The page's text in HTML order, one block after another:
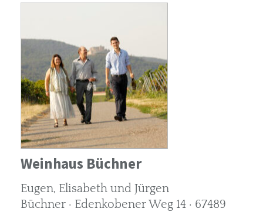
Weinhaus Büchner
Eugen, Elisabeth und Jürgen
Büchner · Edenkobener Weg 14 · 67489